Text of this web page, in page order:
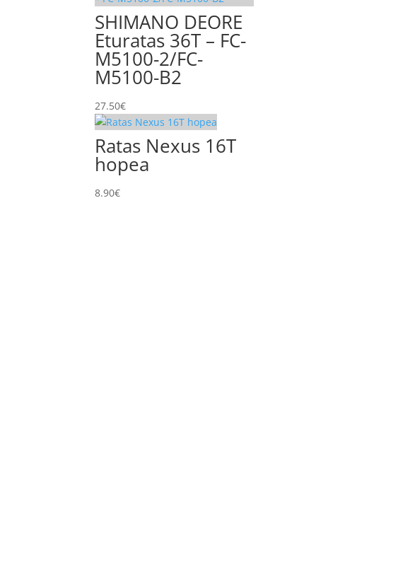
SHIMANO DEORE
Eturatas 36T – FC-
M5100-2/FC-
M5100-B2
27.50€
Ratas Nexus 16T
hopea
8.90€